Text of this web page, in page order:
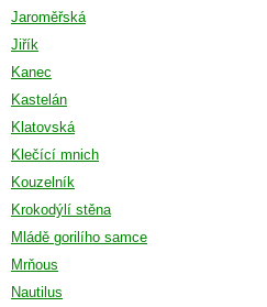
Jaroměřská
Jiřík
Kanec
Kastelán
Klatovská
Klečící mnich
Kouzelník
Krokodýlí stěna
Mládě gorilího samce
Mrňous
Nautilus